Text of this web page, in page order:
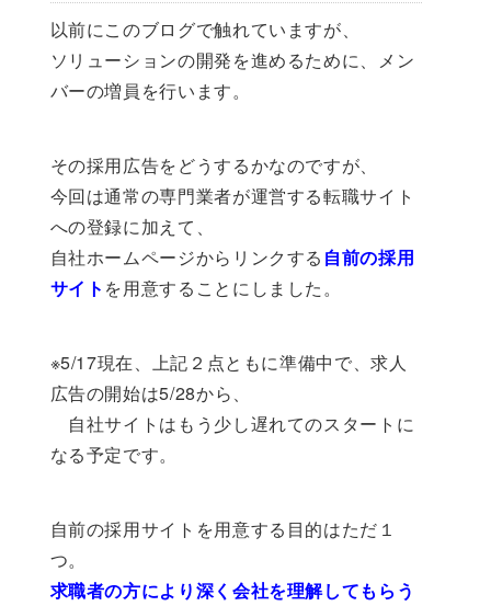
以前にこのブログで触れていますが、
ソリューションの開発を進めるために、メン
バーの増員を行います。
その採用広告をどうするかなのですが、
今回は通常の専門業者が運営する転職サイト
への登録に加えて、
自社ホームページからリンクする 自前の採用
サイト を用意することにしました。
※5/17現在、上記２点ともに準備中で、求人
広告の開始は5/28から、
自社サイトはもう少し遅れてのスタートに
なる予定です。
自前の採用サイトを用意する目的はただ１
つ。
求職者の方により深く会社を理解してもらう